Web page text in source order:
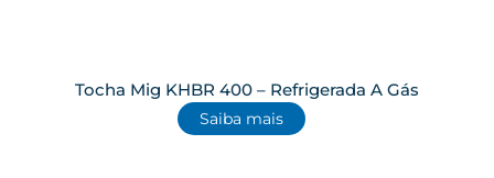
Tocha Mig KHBR 400 – Refrigerada A Gás
Saiba mais